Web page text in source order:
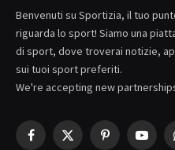
Benvenuti su Sportizia, il tuo
riguarda lo sport! Siamo una
di sport, dove troverai notizie,
sui tuoi sport preferiti.
We're accepting new
Facebook
X
Pinterest